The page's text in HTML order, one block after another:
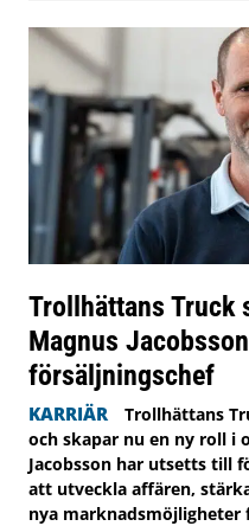
Trollhättans Truck
Magnus
försäljningschef
KARRIÄR
Trollhättans
och skapar nu en ny roll i
Jacobsson har utsetts till
att utveckla affären,
nya marknadsmöjligheter